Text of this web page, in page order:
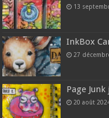
13
InkBox
27
Page
20 août